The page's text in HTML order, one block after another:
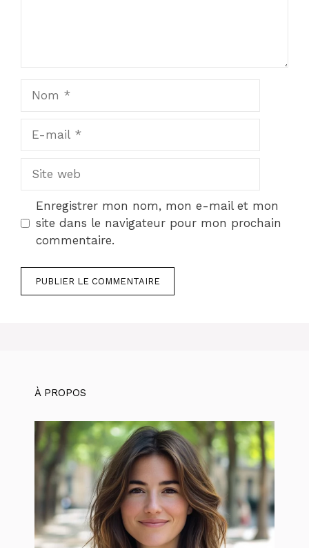
Site
Enregistrer mon nom, mon e-mail et mon
site dans le navigateur pour mon prochain
commentaire.
À PROPOS